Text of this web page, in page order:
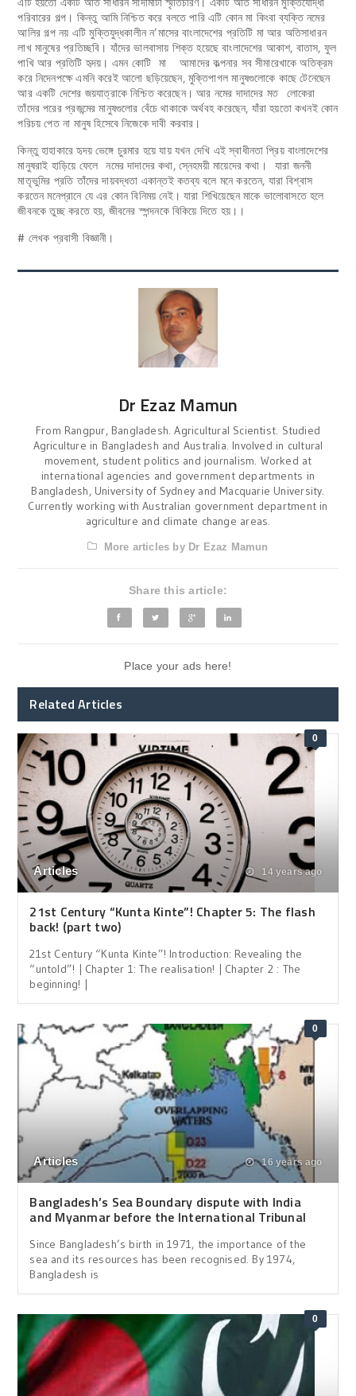
পরিবারের গল্প। কিন্তু আমি নিশ্চিত করে বলতে পারি এটি কোন মা কিংবা ব্যক্তি নমের
আলির গল্প নয় এটি মুক্তিযুদ্ধকালীন ন’মাসের বাংলাদেশের প্রতিটি মা আর অতিসাধারন
লাখ মানুষের প্রতিচ্ছবি। যাঁদের ভালবাসায় শিক্ত হয়েছে বাংলাদেশের আকাশ, বাতাস, ফুল
পাখি আর প্রতিটি হৃদয়। এমন কোটি মা আমাদের কল্পনার সব সীমারেখাকে অতিক্রম
করে নিদেনপক্ষে এমনি করেই আলো ছড়িয়েছেন, মুক্তিপাগল মানুষগুলোকে কাছে টেনেছেন
আর একটি দেশের জয়যাত্রাকে নিশ্চিত করেছেন। আর নমের দাদাদের মত লোকেরা
তাঁদের পরের প্রজন্মের মানুষগুলোর বেঁচে থাকাকে অর্থবহ করেছেন, যাঁরা হয়তো কখনই কোন
পরিচয় পেত না মানুষ হিসেবে নিজেকে দাবী করবার।
কিন্তু হাহাকারে হৃদয় ভেঙ্গে চুরমার হয়ে যায় যখন দেখি এই স্বাধীনতা প্রিয় বাংলাদেশের
মানুষরাই হাড়িয়ে ফেলে নমের দাদাদের কথা, স্নেহময়ী মায়েদের কথা। যারা জননী
মাতৃভুমির প্রতি তাঁদের দায়বদ্ধতা একান্তই কতব্য বলে মনে করতেন, যারা বিশ্বাস
করতেন মনেপ্রানে যে এর কোন বিনিময় নেই। যারা শিখিয়েছেন মাকে ভালোবাসতে হলে
জীবনকে তুচ্ছ করতে হয়, জীবনের স্পন্দনকে বিকিয়ে দিতে হয়।।
# লেখক প্রবাসী বিজ্ঞানী।
Dr Ezaz Mamun
From Rangpur, Bangladesh. Agricultural Scientist. Studied
Agriculture in Bangladesh and Australia. Involved in cultural
movement, student politics and journalism. Worked at
international agencies and government departments in
Bangladesh, University of Sydney and Macquarie University.
Currently working with Australian government department in
agriculture and climate change areas.
More articles by Dr Ezaz Mamun
Share this article:
Place your ads here!
Related Articles
0
Articles 14 years ago
21st Century “Kunta Kinte”! Chapter 5: The flash
back! (part two)
21st Century “Kunta Kinte”! Introduction: Revealing the
“untold”! | Chapter 1: The realisation! | Chapter 2 : The
beginning! |
0
Articles 16 years ago
Bangladesh’s Sea Boundary dispute with India
and Myanmar before the International Tribunal
Since Bangladesh’s birth in 1971, the importance of the
sea and its resources has been recognised. By 1974,
Bangladesh is
0